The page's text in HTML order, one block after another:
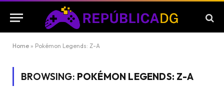
Home » Pokémon Legends: Z-A
BROWSING: POKÉMON LEGENDS: Z-A